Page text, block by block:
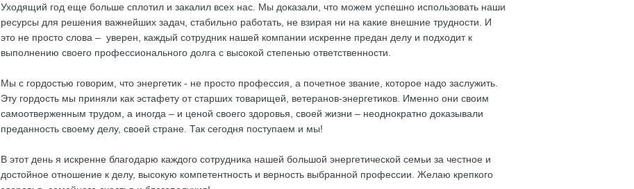
Уходящий год еще больше сплотил и закалил всех нас. Мы доказали, что можем успешно использовать наши
ресурсы для решения важнейших задач, стабильно работать, не взирая ни на какие внешние трудности. И
это не просто слова – уверен, каждый сотрудник нашей компании искренне предан делу и подходит к
выполнению своего профессионального долга с высокой степенью ответственности.
Мы с гордостью говорим, что энергетик - не просто профессия, а почетное звание, которое надо заслужить.
Эту гордость мы приняли как эстафету от старших товарищей, ветеранов-энергетиков. Именно они своим
самоотверженным трудом, а иногда – и ценой своего здоровья, своей жизни – неоднократно доказывали
преданность своему делу, своей стране. Так сегодня поступаем и мы!
В этот день я искренне благодарю каждого сотрудника нашей большой энергетической семьи за честное и
достойное отношение к делу, высокую компетентность и верность выбранной профессии. Желаю крепкого